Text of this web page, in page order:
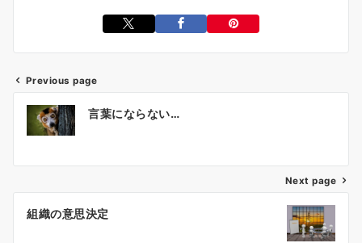
ビ
Previous page
言葉にならない…
Next page
組織の意思決定